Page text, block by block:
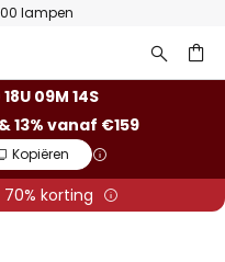
lampen
09M 14S
13% vanaf €159
Kopiëren
korting